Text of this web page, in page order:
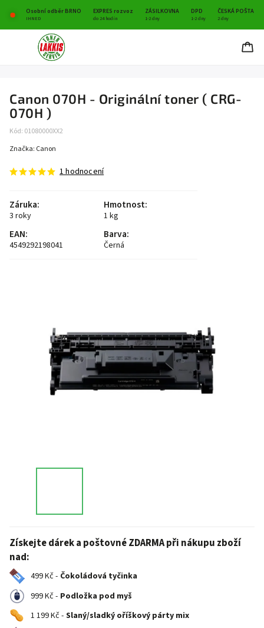
Osobní odběr BRNO EXPRES rozvoz ZÁSILKOVNA DPD ČESKÁ POŠTA
IHNED do 24 hodin 1-2 dny 1-2 dny 2 dny
Canon 070H - Originální toner ( CRG-
070H )
Kód: 01080000XX2
1 hodnocení
Záruka:
3 roky
Hmotnost:
1 kg
EAN:
4549292198041
Barva:
Černá
Značka: Canon
Získejte dárek a poštovné ZDARMA při nákupu zboží
nad:
499 Kč - Čokoládová tyčinka
999 Kč - Podložka pod myš
1 199 Kč - Slaný/sladký oříškový párty mix